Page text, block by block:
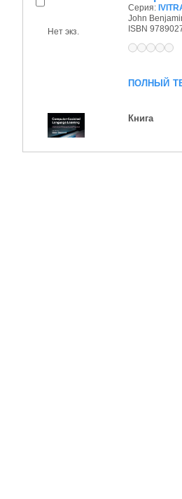
Нет экз.
Серия:
John
ISBN
полный
Книга